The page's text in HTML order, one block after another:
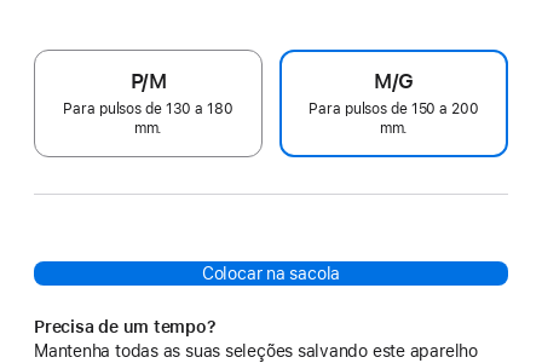
P/M
Para pulsos de 130 a 180
mm.
M/G
Para pulsos de 150 a 200
mm.
Colocar na sacola
Precisa de um tempo?
Mantenha todas as suas seleções salvando este aparelho